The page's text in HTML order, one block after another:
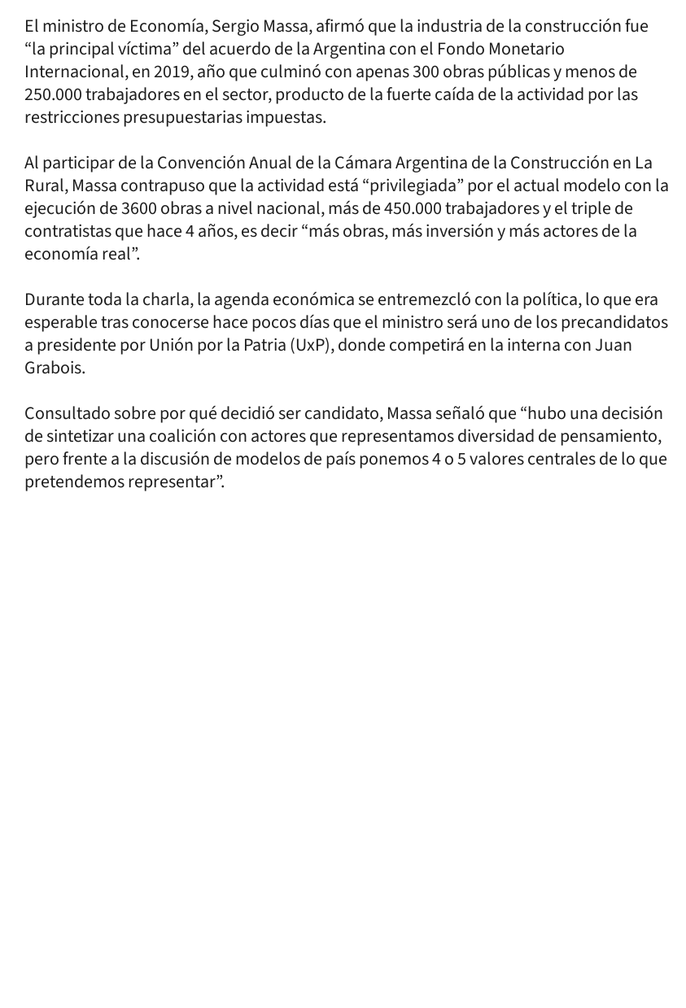
El ministro de Economía, Sergio Massa, afirmó que la industria de la construcción fue
“la principal víctima” del acuerdo de la Argentina con el Fondo Monetario
Internacional, en 2019, año que culminó con apenas 300 obras públicas y menos de
250.000 trabajadores en el sector, producto de la fuerte caída de la actividad por las
restricciones presupuestarias impuestas.
Al participar de la Convención Anual de la Cámara Argentina de la Construcción en La
Rural, Massa contrapuso que la actividad está “privilegiada” por el actual modelo con la
ejecución de 3600 obras a nivel nacional, más de 450.000 trabajadores y el triple de
contratistas que hace 4 años, es decir “más obras, más inversión y más actores de la
economía real”.
Durante toda la charla, la agenda económica se entremezcló con la política, lo que era
esperable tras conocerse hace pocos días que el ministro será uno de los precandidatos
a presidente por Unión por la Patria (UxP), donde competirá en la interna con Juan
Grabois.
Consultado sobre por qué decidió ser candidato, Massa señaló que “hubo una decisión
de sintetizar una coalición con actores que representamos diversidad de pensamiento,
pero frente a la discusión de modelos de país ponemos 4 o 5 valores centrales de lo que
pretendemos representar”.